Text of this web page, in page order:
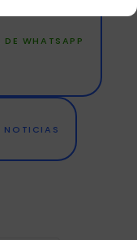
WHATSAPP
NOTICIAS